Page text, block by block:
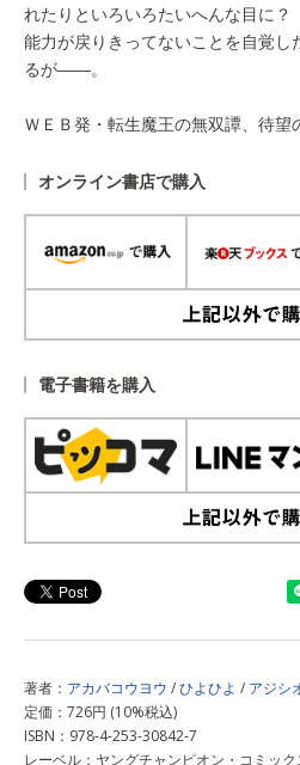
れたりといろいろたいへんな目に？
能力が戻りきってないことを自覚し
るが――。
ＷＥＢ発・転生魔王の無双譚、待望
オンライン書店で購入
電子書籍を購入
著者： アカバコウヨウ /ひよひよ / アジシ
定価：726円 (10%税込)
ISBN：978-4-253-30842-7
レーベル：ヤングチャンピオン・コミック